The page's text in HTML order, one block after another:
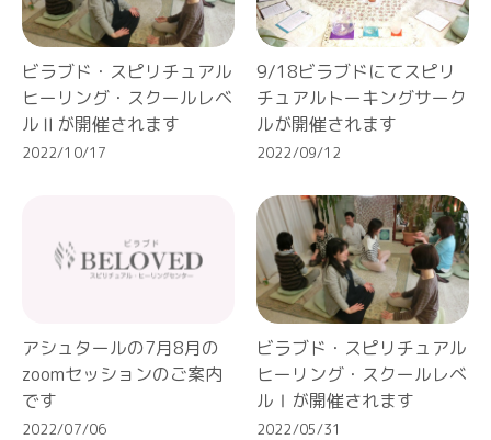
ビラブド・スピリチュアル
ヒーリング・スクールレベ
ルⅡが開催されます
2022/10/17
9/18ビラブドにてスピリ
チュアルトーキングサーク
ルが開催されます
2022/09/12
アシュタールの7月8月の
zoomセッションのご案内
です
2022/07/06
ビラブド・スピリチュアル
ヒーリング・スクールレベ
ルⅠが開催されます
2022/05/31